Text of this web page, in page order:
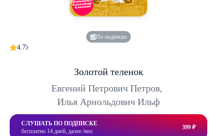
По подписке
4.7
Золотой теленок
Евгений Петрович Петров,
Илья Арнольдович Ильф
СЛУШАТЬ ПО ПОДПИСКЕ
бесплатно 14 дней, далее /мес
399 ₽